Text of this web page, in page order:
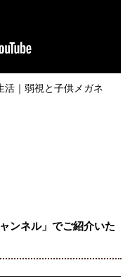
活｜弱視と子供メガネ
ンネル」でご紹介いた